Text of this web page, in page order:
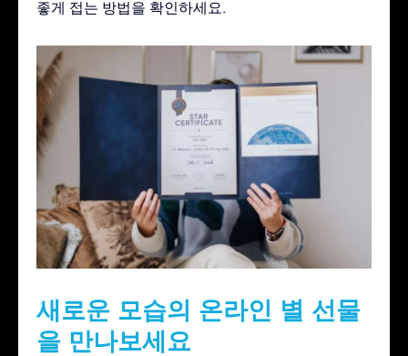
좋게 접는 방법을 확인하세요.
새로운 모습의 온라인 별 선물
을 만나보세요